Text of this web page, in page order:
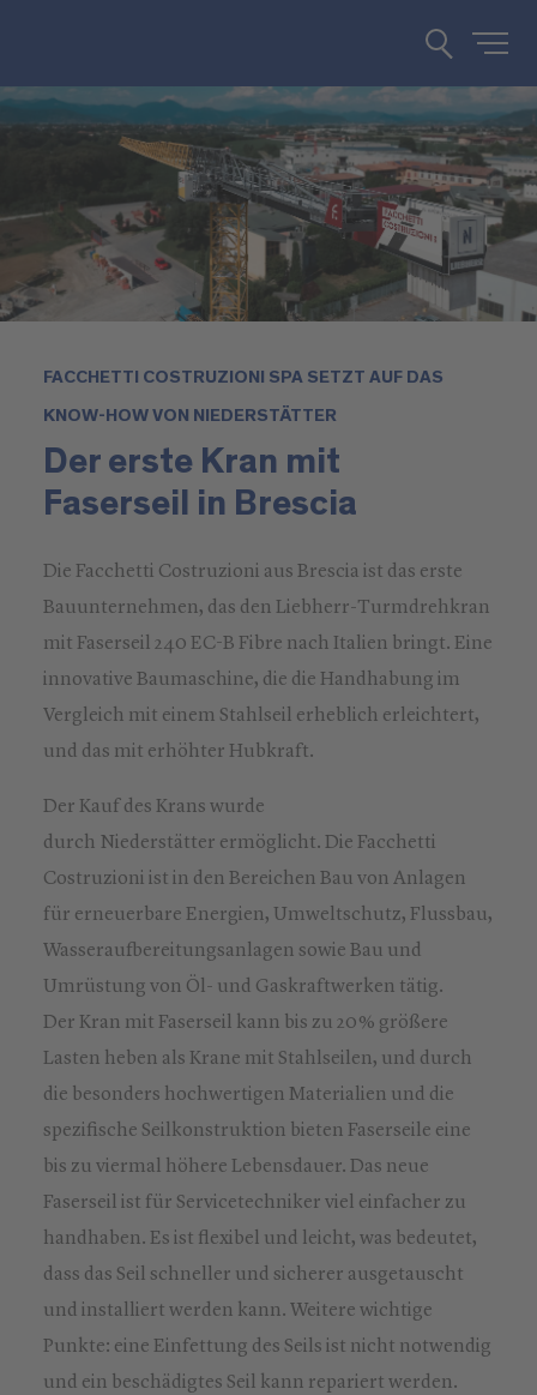
FACCHETTI COSTRUZIONI SPA SETZT AUF DAS
KNOW-HOW VON NIEDERSTÄTTER
Der erste Kran mit
Faserseil in Brescia
Die Facchetti Costruzioni aus Brescia ist das erste
Bauunternehmen, das den Liebherr-Turmdrehkran
mit Faserseil 240 EC-B Fibre nach Italien bringt. Eine
innovative Baumaschine, die die Handhabung im
Vergleich mit einem Stahlseil erheblich erleichtert,
und das mit erhöhter Hubkraft.
Der Kauf des Krans wurde
durch Niederstätter ermöglicht. Die Facchetti
Costruzioni ist in den Bereichen Bau von Anlagen
für erneuerbare Energien, Umweltschutz, Flussbau,
Wasseraufbereitungsanlagen sowie Bau und
Umrüstung von Öl- und Gaskraftwerken tätig.
Der Kran mit Faserseil kann bis zu 20 % größere
Lasten heben als Krane mit Stahlseilen, und durch
die besonders hochwertigen Materialien und die
spezifische Seilkonstruktion bieten Faserseile eine
bis zu viermal höhere Lebensdauer. Das neue
Faserseil ist für Servicetechniker viel einfacher zu
handhaben. Es ist flexibel und leicht, was bedeutet,
dass das Seil schneller und sicherer ausgetauscht
und installiert werden kann. Weitere wichtige
Punkte: eine Einfettung des Seils ist nicht notwendig
und ein beschädigtes Seil kann repariert werden.